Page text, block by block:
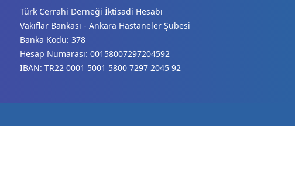
Türk Cerrahi Derneği İktisadi Hesabı
Vakıflar Bankası - Ankara Hastaneler Şubesi
Banka Kodu: 378
Hesap Numarası: 00158007297204592
IBAN: TR22 0001 5001 5800 7297 2045 92